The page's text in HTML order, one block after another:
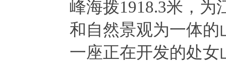
峰海拨1918.3米，为
和自然景观为一体
一座正在开发的处